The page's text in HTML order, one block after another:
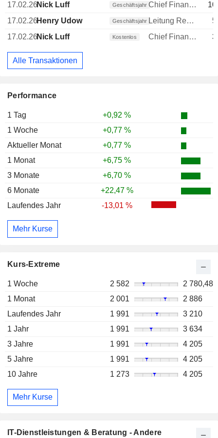
Performance
1 Tag
+0,92 %
1 Woche
+0,77 %
Aktueller Monat
+0,77 %
1 Monat
+6,75 %
3 Monate
+6,70 %
6 Monate
+22,47 %
Laufendes Jahr
-13,01 %
Mehr Kurse
Kurs-Extreme
1 Woche 2 582
2 780,48
1 Monat
2 001
2 886
Laufendes Jahr
1 991
3 210
1 Jahr
1 991
3 634
3 Jahre
1 991
4 205
5 Jahre
1 991
4 205
10 Jahre
1 273 4 205
Mehr Kurse
17.02.26Nick Luff Geschäftsjahr Chief Financial Officer (CFO)
17.02.26Henry Udow Geschäftsjahr Leitung Rechtsabteilung
17.02.26Nick Luff Kostenlos Chief Financial Officer (CFO)
Alle Transaktionen
IT-Dienstleistungen & Beratung - Andere